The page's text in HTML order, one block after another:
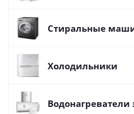
Стиральные
Холодильники
Водонагреватели